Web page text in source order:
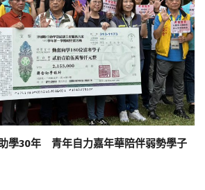
學30年 青年自力嘉年華陪伴弱勢學子